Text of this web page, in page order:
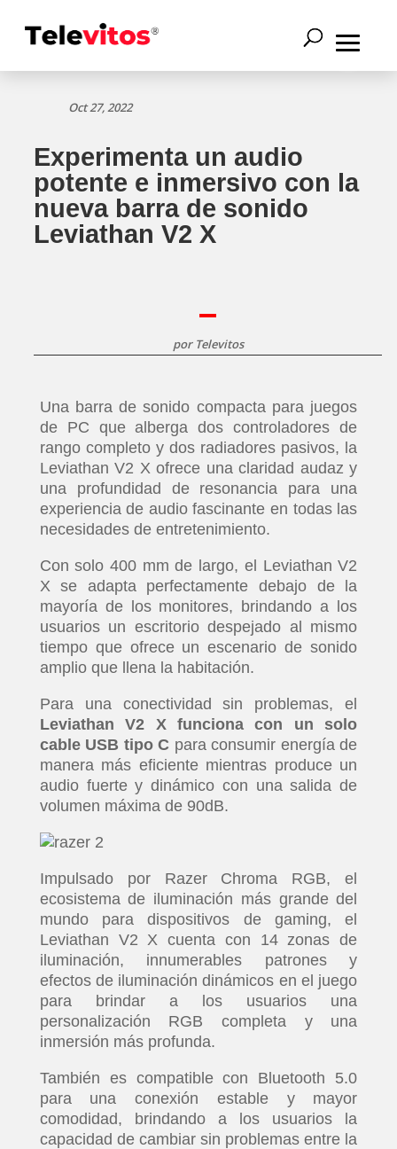
Oct 27, 2022
Experimenta un audio
potente e inmersivo con la
nueva barra de sonido
Leviathan V2 X
por Televitos
Una barra de sonido compacta para juegos
de PC que alberga dos controladores de
rango completo y dos radiadores pasivos, la
Leviathan V2 X ofrece una claridad audaz y
una profundidad de resonancia para una
experiencia de audio fascinante en todas las
necesidades de entretenimiento.
Con solo 400 mm de largo, el Leviathan V2
X se adapta perfectamente debajo de la
mayoría de los monitores, brindando a los
usuarios un escritorio despejado al mismo
tiempo que ofrece un escenario de sonido
amplio que llena la habitación.
Para una conectividad sin problemas, el
Leviathan V2 X funciona con un solo
cable USB tipo C para consumir energía de
manera más eficiente mientras produce un
audio fuerte y dinámico con una salida de
volumen máxima de 90dB.
Impulsado por Razer Chroma RGB, el
ecosistema de iluminación más grande del
mundo para dispositivos de gaming, el
Leviathan V2 X cuenta con 14 zonas de
iluminación, innumerables patrones y
efectos de iluminación dinámicos en el juego
para brindar a los usuarios una
personalización RGB completa y una
inmersión más profunda.
También es compatible con Bluetooth 5.0
para una conexión estable y mayor
comodidad, brindando a los usuarios la
capacidad de cambiar sin problemas entre la